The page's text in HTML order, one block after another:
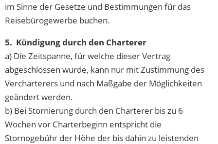
im Sinne der Gesetze und Bestimmungen für das
Reisebürogewerbe buchen.
5. Kündigung durch den Charterer
a) Die Zeitspanne, für welche dieser Vertrag
abgeschlossen wurde, kann nur mit Zustimmung des
Vercharterers und nach Maßgabe der Möglichkeiten
geändert werden.
b) Bei Stornierung durch den Charterer bis zu 6
Wochen vor Charterbeginn entspricht die
Stornogebühr der Höhe der bis dahin zu leistenden